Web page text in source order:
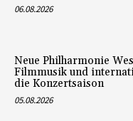
06.08.2026
Neue Philharmonie
Filmmusik und
die Konzertsaison
05.08.2026